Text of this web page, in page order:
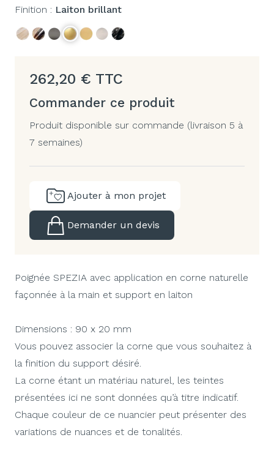
Finition : Laiton brillant
262,20 € TTC
Commander ce produit
Produit disponible sur commande (livraison 5 à
7 semaines)
Ajouter à mon projet
Demander un devis
Poignée SPEZIA avec application en corne naturelle
façonnée à la main et support en laiton
Dimensions : 90 x 20 mm
Vous pouvez associer la corne que vous souhaitez à
la finition du support désiré.
La corne étant un matériau naturel, les teintes
présentées ici ne sont données qu’à titre indicatif.
Chaque couleur de ce nuancier peut présenter des
variations de nuances et de tonalités.